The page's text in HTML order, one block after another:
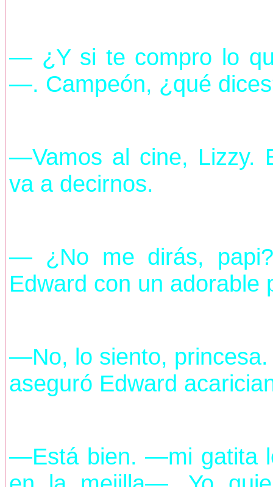
— ¿Y si te compro lo
—. Campeón, ¿qué
—Vamos al cine, Lizzy.
va a decirnos.
— ¿No me dirás,
Edward con un adorable
—No, lo siento,
aseguró Edward
—Está bien. —mi gatita